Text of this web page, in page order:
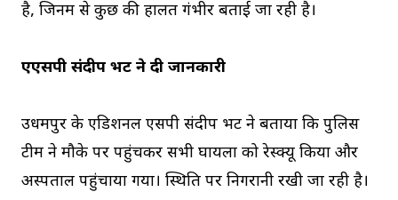
है, जिनमें से कुछ की हालत गंभीर बताई जा रही है।
एएसपी संदीप भट ने दी जानकारी
उधमपुर के एडिशनल एसपी संदीप भट ने बताया कि पुलिस
टीम ने मौके पर पहुंचकर सभी घायलों को रेस्क्यू किया और
अस्पताल पहुंचाया गया। स्थिति पर निगरानी रखी जा रही है।